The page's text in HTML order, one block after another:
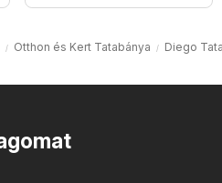
Otthon és Kert Tatabánya Diego